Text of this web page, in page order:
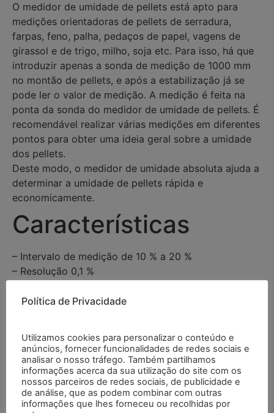
O medidor de umidade de pellets está apto para
medições orientadoras de pellets de serradura,
farpas, feno, palha, pedaços de papel, vagens de
girassol e de trigo, milho, soja etc. Para isso, há que
introduzir apenas a sonda de medição de 1000 mm
no montão de pellets, e após a estabilização já se
pode ler o valor de medição. A medição é feita na
ponta da sonda do medidor de umidade de pellets. É
recomendável realizar várias medições em diferentes
pontos para obter uma ideia geral sobre a umidade
dos pellets.
Deste modo, o medidor de umidade absoluta ajuda a
determinar a umidade de pellets rápida e
economicamente.
Características
– Intervalo de medição de 10 % a 20 %
– Resolução 0,1 %
– Medição simples
Especificações
Intervalo de medição
umidade
10 % … 20 %
Política de Privacidade
Utilizamos cookies para personalizar o conteúdo e
anúncios, fornecer funcionalidades de redes sociais e
analisar o nosso tráfego. Também partilhamos
informações acerca da sua utilização do site com os
nossos parceiros de redes sociais, de publicidade e
de análise, que as podem combinar com outras
informações que lhes forneceu ou recolhidas por